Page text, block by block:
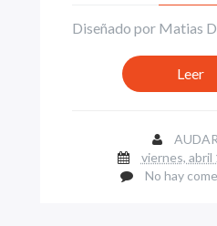
Diseñado por Matias
Leer
viernes, abril
No hay